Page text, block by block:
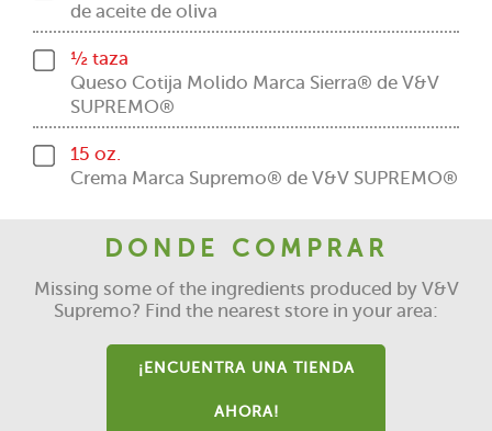
de aceite de oliva
½ taza
Queso Cotija Molido Marca Sierra® de V&V
SUPREMO®
15 oz.
Crema Marca Supremo® de V&V SUPREMO®
DONDE COMPRAR
Missing some of the ingredients produced by V&V
Supremo? Find the nearest store in your area:
¡ENCUENTRA UNA TIENDA
AHORA!